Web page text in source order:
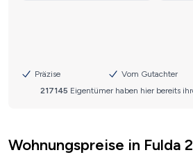
Wohnungspreise in Fulda